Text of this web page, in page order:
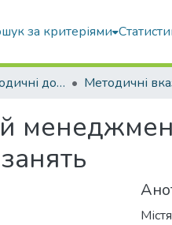
за критеріями
Навчально-методичні документи